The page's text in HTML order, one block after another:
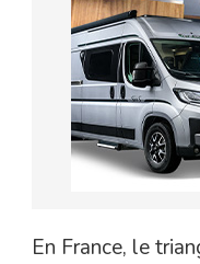
En France, le